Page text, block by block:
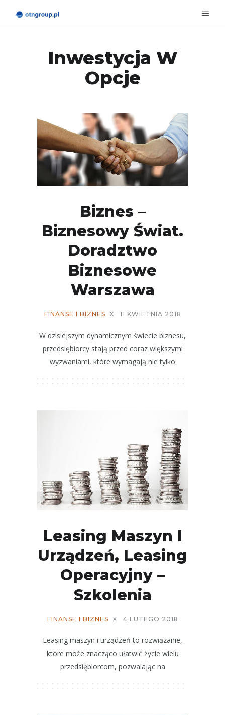
Inwestycja W
Opcje
Biznes –
Biznesowy Świat.
Doradztwo
Biznesowe
Warszawa
FINANSE I BIZNES X 11 KWIETNIA 2018
W dzisiejszym dynamicznym świecie biznesu,
przedsiębiorcy stają przed coraz większymi
wyzwaniami, które wymagają nie tylko
Leasing Maszyn I
Urządzeń, Leasing
Operacyjny –
Szkolenia
FINANSE I BIZNES X 4 LUTEGO 2018
Leasing maszyn i urządzeń to rozwiązanie,
które może znacząco ułatwić życie wielu
przedsiębiorcom, pozwalając na